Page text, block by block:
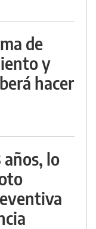
de
y
hacer
años, lo